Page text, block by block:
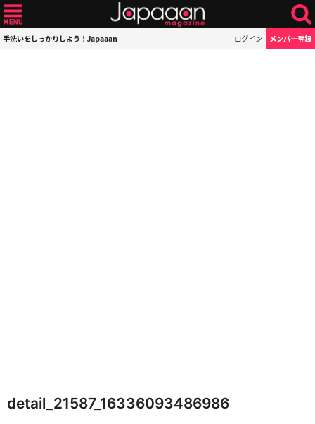
手洗いをしっかりしよう！Japaaan ログイン メンバー登録
detail_21587_16336093486986